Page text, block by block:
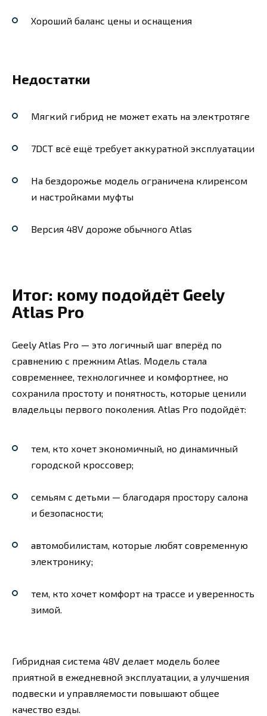
Хороший баланс цены и оснащения
Недостатки
Мягкий гибрид не может ехать на электротяге
7DCT всё ещё требует аккуратной эксплуатации
На бездорожье модель ограничена клиренсом
и настройками муфты
Версия 48V дороже обычного Atlas
Итог: кому подойдёт Geely
Atlas Pro
Geely Atlas Pro — это логичный шаг вперёд по
сравнению с прежним Atlas. Модель стала
современнее, технологичнее и комфортнее, но
сохранила простоту и понятность, которые ценили
владельцы первого поколения. Atlas Pro подойдёт:
тем, кто хочет экономичный, но динамичный
городской кроссовер;
семьям с детьми — благодаря простору салона
и безопасности;
автомобилистам, которые любят современную
электронику;
тем, кто хочет комфорт на трассе и уверенность
зимой.
Гибридная система 48V делает модель более
приятной в ежедневной эксплуатации, а улучшения
подвески и управляемости повышают общее
качество езды.